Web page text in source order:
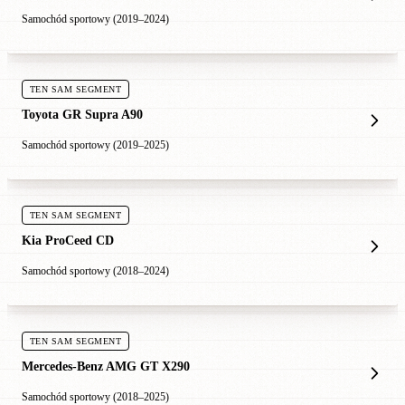
Samochód sportowy (2019–2024)
TEN SAM SEGMENT
Toyota GR Supra A90
Samochód sportowy (2019–2025)
TEN SAM SEGMENT
Kia ProCeed CD
Samochód sportowy (2018–2024)
TEN SAM SEGMENT
Mercedes-Benz AMG GT X290
Samochód sportowy (2018–2025)